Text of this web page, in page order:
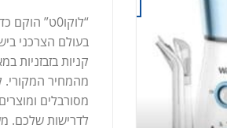
דבש
דבש
“לוקו0ט”
בעולם הצרכני
קניות בזבזניות
מהמחיר המקורי.
מסורבלים
לדרישות שלכם.